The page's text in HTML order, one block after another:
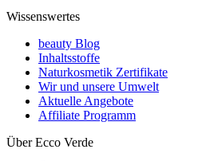
Wissenswertes
beauty Blog
Inhaltsstoffe
Naturkosmetik Zertifikate
Wir und unsere Umwelt
Aktuelle Angebote
Affiliate Programm
Über Ecco Verde